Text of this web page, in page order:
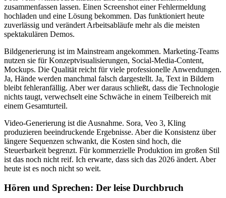
zusammenfassen lassen. Einen Screenshot einer Fehlermeldung
hochladen und eine Lösung bekommen. Das funktioniert heute
zuverlässig und verändert Arbeitsabläufe mehr als die meisten
spektakulären Demos.
Bildgenerierung ist im Mainstream angekommen. Marketing-Teams
nutzen sie für Konzeptvisualisierungen, Social-Media-Content,
Mockups. Die Qualität reicht für viele professionelle Anwendungen.
Ja, Hände werden manchmal falsch dargestellt. Ja, Text in Bildern
bleibt fehleranfällig. Aber wer daraus schließt, dass die Technologie
nichts taugt, verwechselt eine Schwäche in einem Teilbereich mit
einem Gesamturteil.
Video-Generierung ist die Ausnahme. Sora, Veo 3, Kling
produzieren beeindruckende Ergebnisse. Aber die Konsistenz über
längere Sequenzen schwankt, die Kosten sind hoch, die
Steuerbarkeit begrenzt. Für kommerzielle Produktion im großen Stil
ist das noch nicht reif. Ich erwarte, dass sich das 2026 ändert. Aber
heute ist es noch nicht so weit.
Hören und Sprechen: Der leise Durchbruch